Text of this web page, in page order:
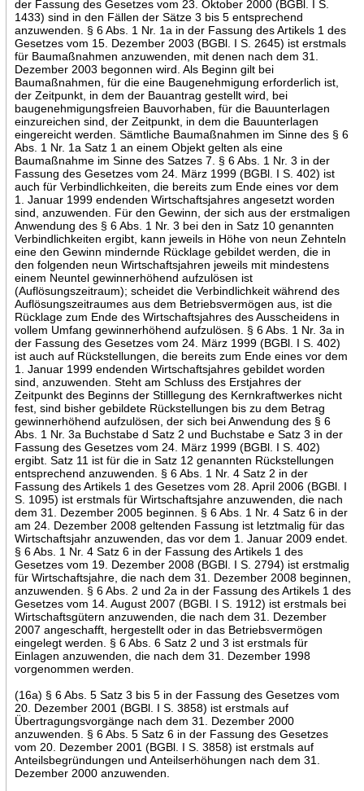
der Fassung des Gesetzes vom 23. Oktober 2000 (BGBl. I S.
1433) sind in den Fällen der Sätze 3 bis 5 entsprechend
anzuwenden. § 6 Abs. 1 Nr. 1a in der Fassung des Artikels 1 des
Gesetzes vom 15. Dezember 2003 (BGBl. I S. 2645) ist erstmals
für Baumaßnahmen anzuwenden, mit denen nach dem 31.
Dezember 2003 begonnen wird. Als Beginn gilt bei
Baumaßnahmen, für die eine Baugenehmigung erforderlich ist,
der Zeitpunkt, in dem der Bauantrag gestellt wird, bei
baugenehmigungsfreien Bauvorhaben, für die Bauunterlagen
einzureichen sind, der Zeitpunkt, in dem die Bauunterlagen
eingereicht werden. Sämtliche Baumaßnahmen im Sinne des § 6
Abs. 1 Nr. 1a Satz 1 an einem Objekt gelten als eine
Baumaßnahme im Sinne des Satzes 7. § 6 Abs. 1 Nr. 3 in der
Fassung des Gesetzes vom 24. März 1999 (BGBl. I S. 402) ist
auch für Verbindlichkeiten, die bereits zum Ende eines vor dem
1. Januar 1999 endenden Wirtschaftsjahres angesetzt worden
sind, anzuwenden. Für den Gewinn, der sich aus der erstmaligen
Anwendung des § 6 Abs. 1 Nr. 3 bei den in Satz 10 genannten
Verbindlichkeiten ergibt, kann jeweils in Höhe von neun Zehnteln
eine den Gewinn mindernde Rücklage gebildet werden, die in
den folgenden neun Wirtschaftsjahren jeweils mit mindestens
einem Neuntel gewinnerhöhend aufzulösen ist
(Auflösungszeitraum); scheidet die Verbindlichkeit während des
Auflösungszeitraumes aus dem Betriebsvermögen aus, ist die
Rücklage zum Ende des Wirtschaftsjahres des Ausscheidens in
vollem Umfang gewinnerhöhend aufzulösen. § 6 Abs. 1 Nr. 3a in
der Fassung des Gesetzes vom 24. März 1999 (BGBl. I S. 402)
ist auch auf Rückstellungen, die bereits zum Ende eines vor dem
1. Januar 1999 endenden Wirtschaftsjahres gebildet worden
sind, anzuwenden. Steht am Schluss des Erstjahres der
Zeitpunkt des Beginns der Stilllegung des Kernkraftwerkes nicht
fest, sind bisher gebildete Rückstellungen bis zu dem Betrag
gewinnerhöhend aufzulösen, der sich bei Anwendung des § 6
Abs. 1 Nr. 3a Buchstabe d Satz 2 und Buchstabe e Satz 3 in der
Fassung des Gesetzes vom 24. März 1999 (BGBl. I S. 402)
ergibt. Satz 11 ist für die in Satz 12 genannten Rückstellungen
entsprechend anzuwenden. § 6 Abs. 1 Nr. 4 Satz 2 in der
Fassung des Artikels 1 des Gesetzes vom 28. April 2006 (BGBl. I
S. 1095) ist erstmals für Wirtschaftsjahre anzuwenden, die nach
dem 31. Dezember 2005 beginnen. § 6 Abs. 1 Nr. 4 Satz 6 in der
am 24. Dezember 2008 geltenden Fassung ist letztmalig für das
Wirtschaftsjahr anzuwenden, das vor dem 1. Januar 2009 endet.
§ 6 Abs. 1 Nr. 4 Satz 6 in der Fassung des Artikels 1 des
Gesetzes vom 19. Dezember 2008 (BGBl. I S. 2794) ist erstmalig
für Wirtschaftsjahre, die nach dem 31. Dezember 2008 beginnen,
anzuwenden. § 6 Abs. 2 und 2a in der Fassung des Artikels 1 des
Gesetzes vom 14. August 2007 (BGBl. I S. 1912) ist erstmals bei
Wirtschaftsgütern anzuwenden, die nach dem 31. Dezember
2007 angeschafft, hergestellt oder in das Betriebsvermögen
eingelegt werden. § 6 Abs. 6 Satz 2 und 3 ist erstmals für
Einlagen anzuwenden, die nach dem 31. Dezember 1998
vorgenommen werden.
(16a) § 6 Abs. 5 Satz 3 bis 5 in der Fassung des Gesetzes vom
20. Dezember 2001 (BGBl. I S. 3858) ist erstmals auf
Übertragungsvorgänge nach dem 31. Dezember 2000
anzuwenden. § 6 Abs. 5 Satz 6 in der Fassung des Gesetzes
vom 20. Dezember 2001 (BGBl. I S. 3858) ist erstmals auf
Anteilsbegründungen und Anteilserhöhungen nach dem 31.
Dezember 2000 anzuwenden.